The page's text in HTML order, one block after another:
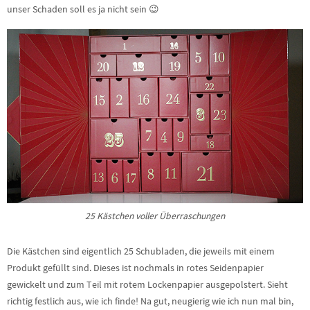
unser Schaden soll es ja nicht sein 😉
25 Kästchen voller Überraschungen
Die Kästchen sind eigentlich 25 Schubladen, die jeweils mit einem
Produkt gefüllt sind. Dieses ist nochmals in rotes Seidenpapier
gewickelt und zum Teil mit rotem Lockenpapier ausgepolstert. Sieht
richtig festlich aus, wie ich finde! Na gut, neugierig wie ich nun mal bin,